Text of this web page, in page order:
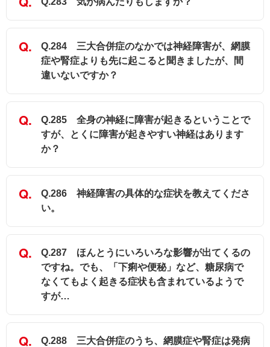
Q.284 三大合併症のなかでは神経障害が、網膜
症や腎症よりも先に起こると聞きましたが、間
違いないですか？
Q.285 全身の神経に障害が起きるということで
すが、とくに障害が起きやすい神経はあります
か？
Q.286 神経障害の具体的な症状を教えてくださ
い。
Q.287 ほんとうにいろいろな影響が出てくるの
ですね。でも、「下痢や便秘」など、糖尿病で
なくてもよく起きる症状も含まれているようで
すが…
Q.288 三大合併症のうち、網膜症や腎症は発病